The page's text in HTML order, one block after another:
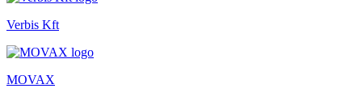
Verbis Kft
MOVAX